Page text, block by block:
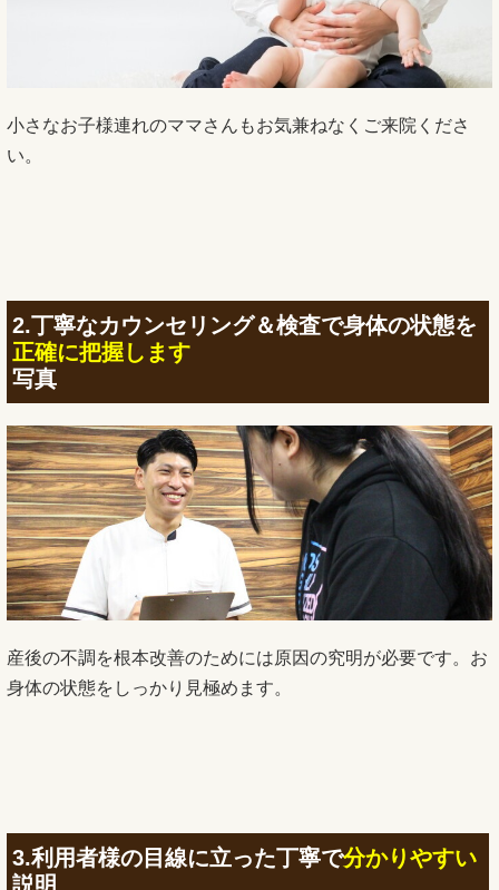
小さなお子様連れのママさんもお気兼ねなくご来院くださ
い。
2.丁寧なカウンセリング＆検査で身体の状態を
正確に把握します
写真
産後の不調を根本改善のためには原因の究明が必要です。お
身体の状態をしっかり見極めます。
3.利用者様の目線に立った丁寧で分かりやすい
説明